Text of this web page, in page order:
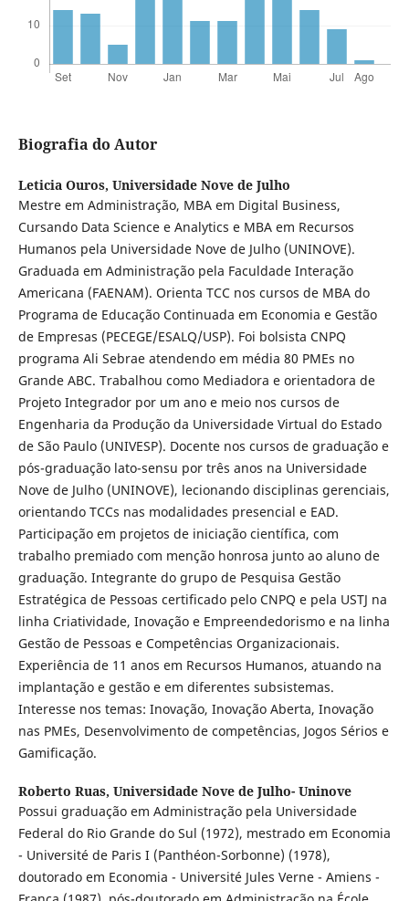
Biografia do Autor
Leticia Ouros, Universidade Nove de Julho
Mestre em Administração, MBA em Digital Business,
Cursando Data Science e Analytics e MBA em Recursos
Humanos pela Universidade Nove de Julho (UNINOVE).
Graduada em Administração pela Faculdade Interação
Americana (FAENAM). Orienta TCC nos cursos de MBA do
Programa de Educação Continuada em Economia e Gestão
de Empresas (PECEGE/ESALQ/USP). Foi bolsista CNPQ
programa Ali Sebrae atendendo em média 80 PMEs no
Grande ABC. Trabalhou como Mediadora e orientadora de
Projeto Integrador por um ano e meio nos cursos de
Engenharia da Produção da Universidade Virtual do Estado
de São Paulo (UNIVESP). Docente nos cursos de graduação e
pós-graduação lato-sensu por três anos na Universidade
Nove de Julho (UNINOVE), lecionando disciplinas gerenciais,
orientando TCCs nas modalidades presencial e EAD.
Participação em projetos de iniciação científica, com
trabalho premiado com menção honrosa junto ao aluno de
graduação. Integrante do grupo de Pesquisa Gestão
Estratégica de Pessoas certificado pelo CNPQ e pela USTJ na
linha Criatividade, Inovação e Empreendedorismo e na linha
Gestão de Pessoas e Competências Organizacionais.
Experiência de 11 anos em Recursos Humanos, atuando na
implantação e gestão e em diferentes subsistemas.
Interesse nos temas: Inovação, Inovação Aberta, Inovação
nas PMEs, Desenvolvimento de competências, Jogos Sérios e
Gamificação.
Roberto Ruas, Universidade Nove de Julho- Uninove
Possui graduação em Administração pela Universidade
Federal do Rio Grande do Sul (1972), mestrado em Economia
- Université de Paris I (Panthéon-Sorbonne) (1978),
doutorado em Economia - Université Jules Verne - Amiens -